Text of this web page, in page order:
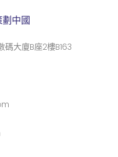
中國
大廈B座2樓B163